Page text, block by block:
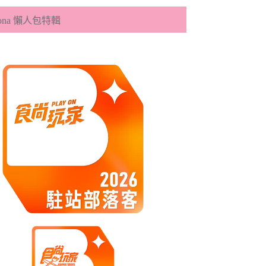
懶人包特輯